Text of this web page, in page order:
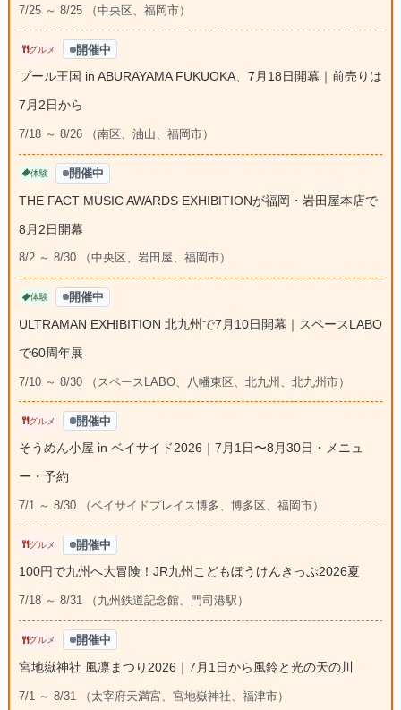
7/25 ～ 8/25 （中央区、福岡市）
グルメ 開催中
プール王国 in ABURAYAMA FUKUOKA、7月18日開幕｜前売りは
7月2日から
7/18 ～ 8/26 （南区、油山、福岡市）
体験 開催中
THE FACT MUSIC AWARDS EXHIBITIONが福岡・岩田屋本店で
8月2日開幕
8/2 ～ 8/30 （中央区、岩田屋、福岡市）
体験 開催中
ULTRAMAN EXHIBITION 北九州で7月10日開幕｜スペースLABO
で60周年展
7/10 ～ 8/30 （スペースLABO、八幡東区、北九州、北九州市）
グルメ 開催中
そうめん小屋 in ベイサイド2026｜7月1日〜8月30日・メニュ
ー・予約
7/1 ～ 8/30 （ベイサイドプレイス博多、博多区、福岡市）
グルメ 開催中
100円で九州へ大冒険！JR九州こどもぼうけんきっぷ2026夏
7/18 ～ 8/31 （九州鉄道記念館、門司港駅）
グルメ 開催中
宮地嶽神社 風凛まつり2026｜7月1日から風鈴と光の天の川
7/1 ～ 8/31 （太宰府天満宮、宮地嶽神社、福津市）